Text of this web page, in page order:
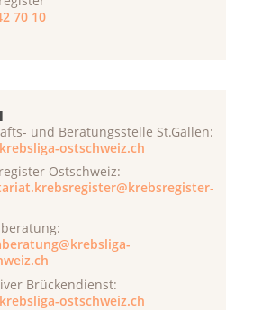
70 10
und Beratungsstelle St.Gallen:
ostschweiz.ch
Ostschweiz:
Brückendienst:
ostschweiz.ch